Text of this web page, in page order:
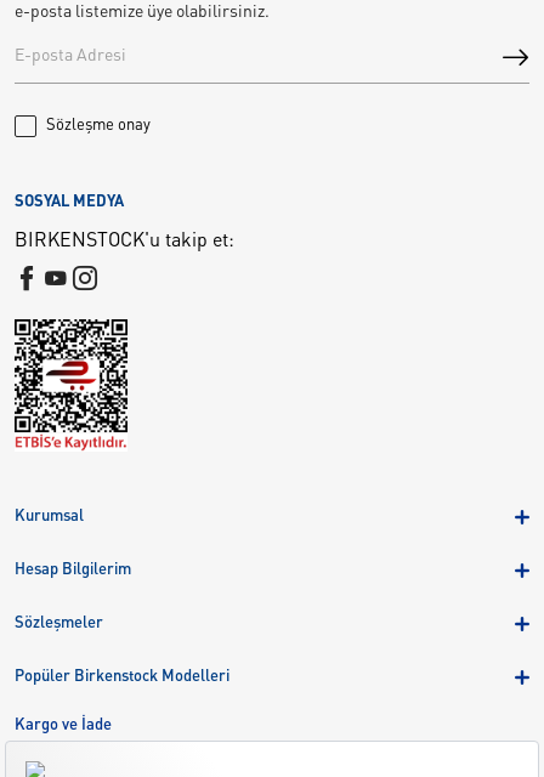
e-posta listemize üye olabilirsiniz.
Sözleşme onay
Kurumsal
Birkenstock Group
Kariyer
Hesap Bilgilerim
Sipariş Takibi
Sözleşmeler
Kargo ve İade
Çerez Tercihlerini Yönetin
Popüler Birkenstock Modelleri
Kargo ve İade
Bize Ulaşın
SOSYAL MEDYA
BIRKENSTOCK'u takip et: